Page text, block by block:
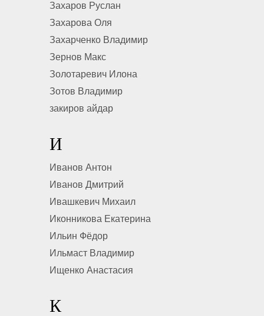
Захаров Руслан
Захарова Оля
Захарченко Владимир
Зернов Макс
Золотаревич Илона
Зотов Владимир
закиров айдар
И
Иванов Антон
Иванов Дмитрий
Ивашкевич Михаил
Иконникова Екатерина
Ильин Фёдор
Ильмаст Владимир
Ищенко Анастасия
К